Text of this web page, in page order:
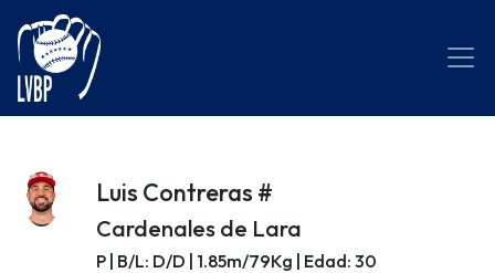
Luis Contreras #
Cardenales de Lara
P | B/L: D/D | 1.85m/79Kg | Edad: 30